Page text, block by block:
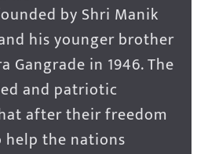
by Shri Manik
his younger brother
Gangrade in 1946. The
and patriotic
after their freedom
the nations